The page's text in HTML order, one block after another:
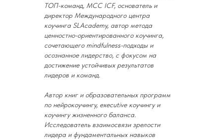
ТОП-команд, МСС ICF, основатель и
директор Международного центра
коучинга SLAcademy, автор метода
ценностно-ориентированного коучинга,
сочетающего mindfulness-подходы и
осознанное лидерство, с фокусом на
достижение устойчивых результатов
лидеров и команд.
Автор книг и образовательных программ
по нейрокоучингу, executive коучингу и
коучингу жизненного баланса.
Исследователь взаимосвязи зрелости
лидера и фундаментальных навыков